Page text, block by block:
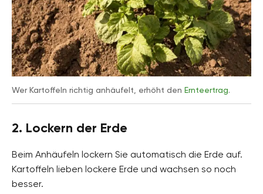
Wer Kartoffeln richtig anhäufelt, erhöht den Ernteertrag.
2. Lockern der Erde
Beim Anhäufeln lockern Sie automatisch die Erde auf.
Kartoffeln lieben lockere Erde und wachsen so noch
besser.